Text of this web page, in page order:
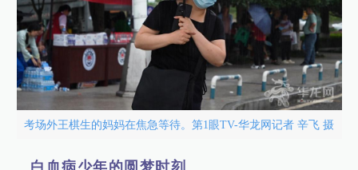
考场外王棋生的妈妈在焦急等待。第1眼TV-华龙网记者 辛飞 摄